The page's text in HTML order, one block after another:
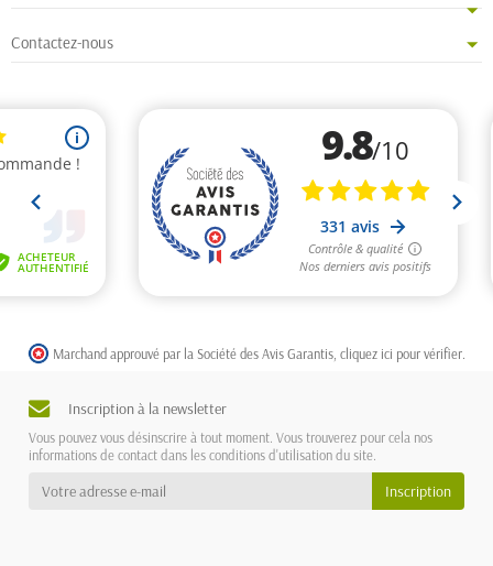
Contactez-nous
Marchand approuvé par la Société des Avis Garantis, cliquez ici pour vérifier
Inscription à la newsletter
Vous pouvez vous désinscrire à tout moment. Vous trouverez pour cela nos
informations de contact dans les conditions d'utilisation du site.